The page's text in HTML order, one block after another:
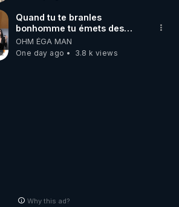
Quand tu te branles
bonhomme tu émets des
ondes ils ont juste omis de
t'expliquer
OHM ÉGA MAN
One day ago
3.8 k views
Why this ad?